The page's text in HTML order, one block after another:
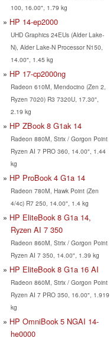
100, 16.00", 1.79 kg
HP 14-ep2000
UHD Graphics 24EUs (Alder Lake-
N), Alder Lake-N Processor N150,
14.00", 1.45 kg
HP 17-cp2000ng
Radeon 610M, Mendocino (Zen 2,
Ryzen 7020) R3 7320U, 17.30",
2.19 kg
HP ZBook 8 G1ak 14
Radeon 880M, Strix / Gorgon Point
Ryzen AI 7 PRO 360, 14.00", 1.44
kg
HP ProBook 4 G1a 14
Radeon 780M, Hawk Point (Zen
4/4c) R7 250, 14.00", 1.4 kg
HP EliteBook 8 G1a 14,
Ryzen AI 7 350
Radeon 860M, Strix / Gorgon Point
Ryzen AI 7 350, 14.00", 1.39 kg
HP EliteBook 8 G1a 16 AI
Radeon 860M, Strix / Gorgon Point
Ryzen AI 7 PRO 350, 16.00", 1.919
kg
HP OmniBook 5 NGAI 14-
he0000